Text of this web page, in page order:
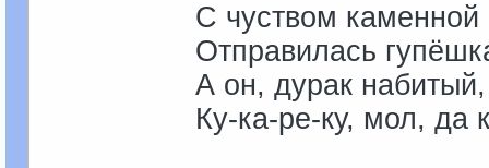
С чуством
Отправилась
А он, дурак набитый,
Ку-ка-ре-ку, мол, да